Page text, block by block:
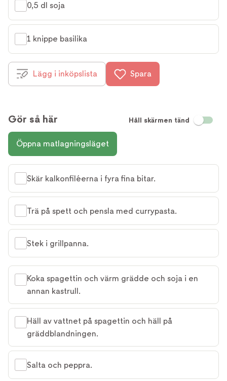
0,5 dl soja
1 knippe basilika
Lägg i inköpslista Spara
Gör så här Håll skärmen tänd
Öppna matlagningsläget
Skär kalkonfiléerna i fyra fina bitar.
Trä på spett och pensla med currypasta.
Stek i grillpanna.
Koka spagettin och värm grädde och soja i en
annan kastrull.
Häll av vattnet på spagettin och häll på
gräddblandningen.
Salta och peppra.